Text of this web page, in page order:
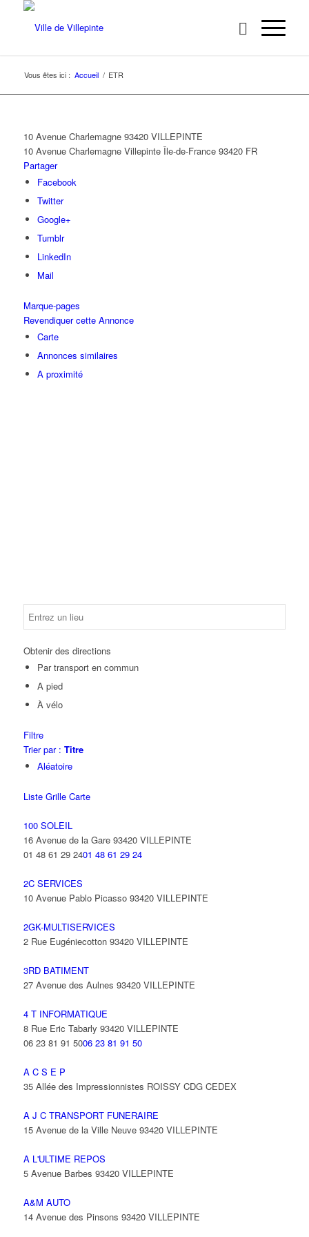
Vous êtes ici : Accueil / ETR
10 Avenue Charlemagne 93420 VILLEPINTE
10 Avenue Charlemagne Villepinte Île-de-France 93420 FR
Partager
Facebook
Twitter
Google+
Tumblr
LinkedIn
Mail
Marque-pages
Revendiquer cette Annonce
Carte
Annonces similaires
A proximité
Obtenir des directions
Par transport en commun
A pied
À vélo
Filtre
Trier par : Titre
Aléatoire
Liste Grille Carte
100 SOLEIL
16 Avenue de la Gare 93420 VILLEPINTE
01 48 61 29 2401 48 61 29 24
2C SERVICES
10 Avenue Pablo Picasso 93420 VILLEPINTE
2GK-MULTISERVICES
2 Rue Eugéniecotton 93420 VILLEPINTE
3RD BATIMENT
27 Avenue des Aulnes 93420 VILLEPINTE
4 T INFORMATIQUE
8 Rue Eric Tabarly 93420 VILLEPINTE
06 23 81 91 5006 23 81 91 50
A C S E P
35 Allée des Impressionnistes ROISSY CDG CEDEX
A J C TRANSPORT FUNERAIRE
15 Avenue de la Ville Neuve 93420 VILLEPINTE
A L'ULTIME REPOS
5 Avenue Barbes 93420 VILLEPINTE
A&M AUTO
14 Avenue des Pinsons 93420 VILLEPINTE